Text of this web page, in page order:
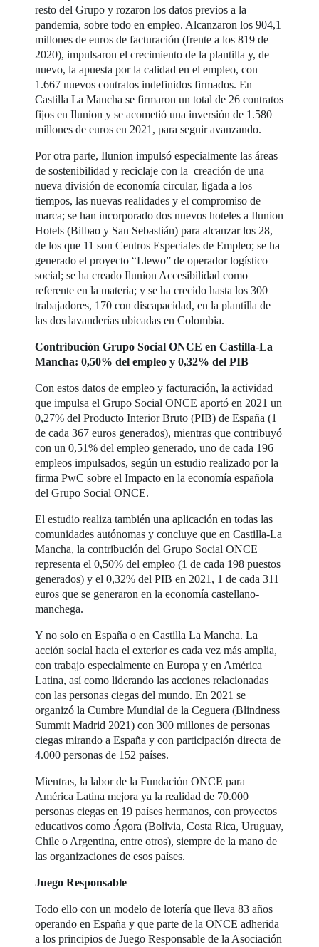
resto del Grupo y rozaron los datos previos a la
pandemia, sobre todo en empleo. Alcanzaron los 904,1
millones de euros de facturación (frente a los 819 de
2020), impulsaron el crecimiento de la plantilla y, de
nuevo, la apuesta por la calidad en el empleo, con
1.667 nuevos contratos indefinidos firmados. En
Castilla La Mancha se firmaron un total de 26 contratos
fijos en Ilunion y se acometió una inversión de 1.580
millones de euros en 2021, para seguir avanzando.
Por otra parte, Ilunion impulsó especialmente las áreas
de sostenibilidad y reciclaje con la creación de una
nueva división de economía circular, ligada a los
tiempos, las nuevas realidades y el compromiso de
marca; se han incorporado dos nuevos hoteles a Ilunion
Hotels (Bilbao y San Sebastián) para alcanzar los 28,
de los que 11 son Centros Especiales de Empleo; se ha
generado el proyecto “Llewo” de operador logístico
social; se ha creado Ilunion Accesibilidad como
referente en la materia; y se ha crecido hasta los 300
trabajadores, 170 con discapacidad, en la plantilla de
las dos lavanderías ubicadas en Colombia.
Contribución Grupo Social ONCE en Castilla-La
Mancha: 0,50% del empleo y 0,32% del PIB
Con estos datos de empleo y facturación, la actividad
que impulsa el Grupo Social ONCE aportó en 2021 un
0,27% del Producto Interior Bruto (PIB) de España (1
de cada 367 euros generados), mientras que contribuyó
con un 0,51% del empleo generado, uno de cada 196
empleos impulsados, según un estudio realizado por la
firma PwC sobre el Impacto en la economía española
del Grupo Social ONCE.
El estudio realiza también una aplicación en todas las
comunidades autónomas y concluye que en Castilla-La
Mancha, la contribución del Grupo Social ONCE
representa el 0,50% del empleo (1 de cada 198 puestos
generados) y el 0,32% del PIB en 2021, 1 de cada 311
euros que se generaron en la economía castellano-
manchega.
Y no solo en España o en Castilla La Mancha. La
acción social hacia el exterior es cada vez más amplia,
con trabajo especialmente en Europa y en América
Latina, así como liderando las acciones relacionadas
con las personas ciegas del mundo. En 2021 se
organizó la Cumbre Mundial de la Ceguera (Blindness
Summit Madrid 2021) con 300 millones de personas
ciegas mirando a España y con participación directa de
4.000 personas de 152 países.
Mientras, la labor de la Fundación ONCE para
América Latina mejora ya la realidad de 70.000
personas ciegas en 19 países hermanos, con proyectos
educativos como Ágora (Bolivia, Costa Rica, Uruguay,
Chile o Argentina, entre otros), siempre de la mano de
las organizaciones de esos países.
Juego Responsable
Todo ello con un modelo de lotería que lleva 83 años
operando en España y que parte de la ONCE adherida
a los principios de Juego Responsable de la Asociación